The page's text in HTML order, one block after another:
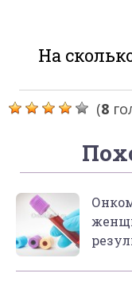
На
(8